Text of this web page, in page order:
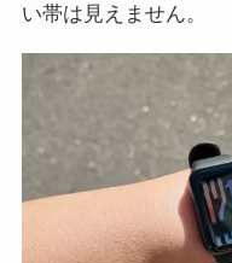
い帯は見えません。